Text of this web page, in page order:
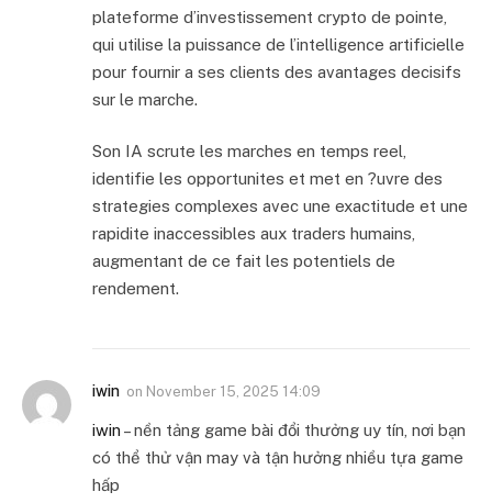
plateforme d’investissement crypto de pointe,
qui utilise la puissance de l’intelligence artificielle
pour fournir a ses clients des avantages decisifs
sur le marche.
Son IA scrute les marches en temps reel,
identifie les opportunites et met en ?uvre des
strategies complexes avec une exactitude et une
rapidite inaccessibles aux traders humains,
augmentant de ce fait les potentiels de
rendement.
iwin on November 15, 2025 14:09
iwin – nền tảng game bài đổi thưởng uy tín, nơi bạn
có thể thử vận may và tận hưởng nhiều tựa game
hấp